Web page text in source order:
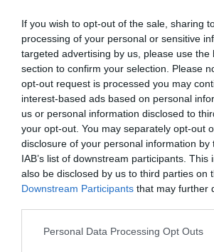
If you wish to opt-out of the sale, sharing
processing of your personal or sensitive
targeted advertising by us, please use the
section to confirm your selection. Please
opt-out request is processed you may
interest-based ads based on personal
us or personal information disclosed to
your opt-out. You may separately opt-out
disclosure of your personal information by
IAB’s list of downstream participants. This
also be disclosed by us to third parties on
Downstream Participants that may further
Personal Data Processing Opt Outs
Με τη φροντίδα και την ευθύνη των
αθλητές και οι αθλήτριες θα πρέπει να
από γιατρό πριν από τους αγώνες.
Η πιστοποίηση της υγείας των
υποχρεωτική και αποτελεί προϋπόθεση
συμμετοχή τους σε προπονήσεις και
αυτή γίνεται στο πίσω μέρος του
τριας και το οποίο θεωρείται από
Υγειονομική Στρατιωτική Μονάδα ή